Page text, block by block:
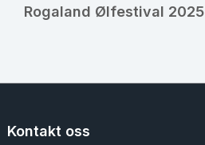
Rogaland Ølfestival 2025
Kontakt oss